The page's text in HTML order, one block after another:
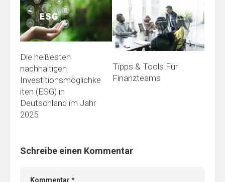
Die heißesten
nachhaltigen
Investitionsmöglichke
iten (ESG) in
Deutschland im Jahr
2025
Tipps & Tools Für
Finanzteams
Schreibe einen Kommentar
Kommentar *